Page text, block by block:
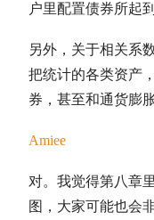
户里配置债券所起
另外，关于相关系
把统计的各类资产
券，甚至和通货膨
Amiee
对。我觉得第八章
图，大家可能也会